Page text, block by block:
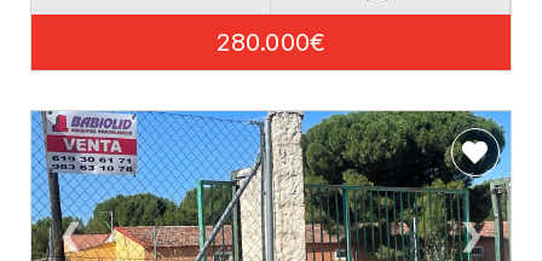
280.000€
❮ ❯